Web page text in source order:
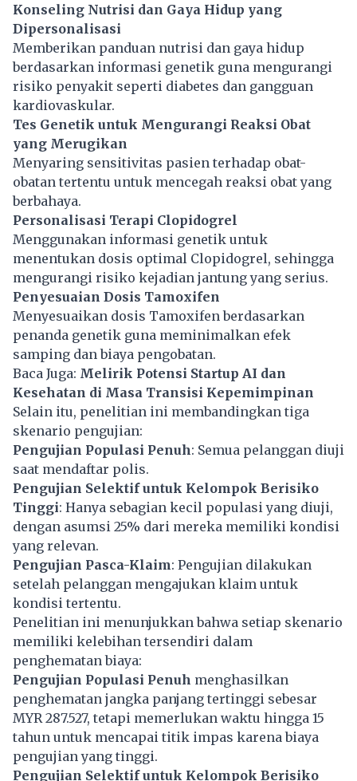
Konseling Nutrisi dan Gaya Hidup yang
Dipersonalisasi
Memberikan panduan nutrisi dan gaya hidup
berdasarkan informasi genetik guna mengurangi
risiko penyakit seperti diabetes dan gangguan
kardiovaskular.
Tes Genetik untuk Mengurangi Reaksi Obat
yang Merugikan
Menyaring sensitivitas pasien terhadap obat-
obatan tertentu untuk mencegah reaksi obat yang
berbahaya.
Personalisasi Terapi Clopidogrel
Menggunakan informasi genetik untuk
menentukan dosis optimal Clopidogrel, sehingga
mengurangi risiko kejadian jantung yang serius.
Penyesuaian Dosis Tamoxifen
Menyesuaikan dosis Tamoxifen berdasarkan
penanda genetik guna meminimalkan efek
samping dan biaya pengobatan.
Baca Juga: Melirik Potensi Startup AI dan
Kesehatan di Masa Transisi Kepemimpinan
Selain itu, penelitian ini membandingkan tiga
skenario pengujian:
Pengujian Populasi Penuh: Semua pelanggan diuji
saat mendaftar polis.
Pengujian Selektif untuk Kelompok Berisiko
Tinggi: Hanya sebagian kecil populasi yang diuji,
dengan asumsi 25% dari mereka memiliki kondisi
yang relevan.
Pengujian Pasca-Klaim: Pengujian dilakukan
setelah pelanggan mengajukan klaim untuk
kondisi tertentu.
Penelitian ini menunjukkan bahwa setiap skenario
memiliki kelebihan tersendiri dalam
penghematan biaya:
Pengujian Populasi Penuh menghasilkan
penghematan jangka panjang tertinggi sebesar
MYR 287.527, tetapi memerlukan waktu hingga 15
tahun untuk mencapai titik impas karena biaya
pengujian yang tinggi.
Pengujian Selektif untuk Kelompok Berisiko